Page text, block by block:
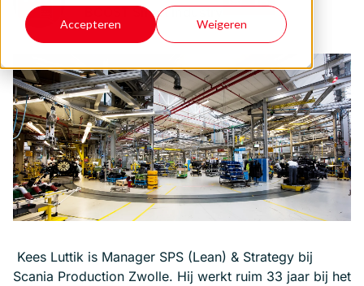
Accepteren Weigeren
Contact
BOOST Smart Industry
Kees Luttik is Manager SPS (Lean) & Strategy bij
Scania Production Zwolle. Hij werkt ruim 33 jaar bij het